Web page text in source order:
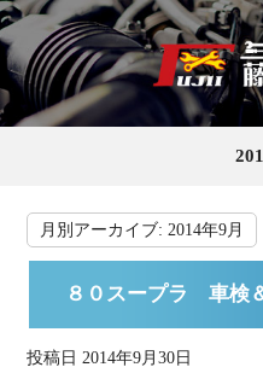
月別アーカイブ:2014年9月
８０スープラ 車検
投稿日 2014年9月30日